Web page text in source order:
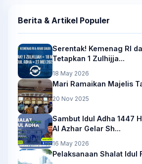
Berita & Artikel Populer
Serentak! Kemenag RI
Tetapkan 1 Zulhijja...
18 May 2026
Mari Ramaikan Majelis
20 Nov 2025
Sambut Idul Adha 1447
Al Azhar Gelar Sh...
16 May 2026
Pelaksanaan Shalat Idul